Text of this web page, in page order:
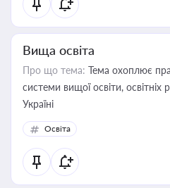
Вища освіта
Про що тема: Тема охоплює
системи вищої освіти, освітніх
Україні
Освіта